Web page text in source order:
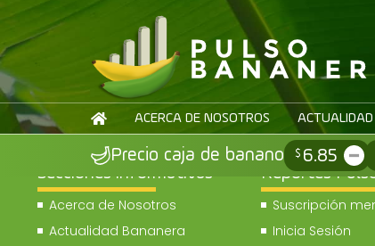
ACERCA DE NOSOTROS
Precio caja de banano $ 6.85
Secciones informativas
Acerca de Nosotros
Actualidad Bananera
Reportes
Suscripción
Inicia Sesión